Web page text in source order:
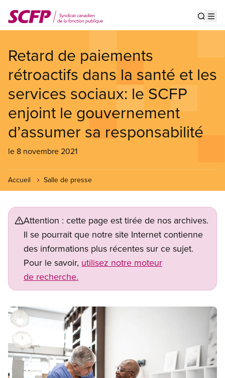
au
contenu
Retard de paiements
rétroactifs dans la santé et les
services sociaux: le SCFP
enjoint le gouvernement
d’assumer sa responsabilité
le 8 novembre 2021
Accueil Salle de presse
Attention : cette page est tirée de nos archives.
Il se pourrait que notre site Internet contienne
des informations plus récentes sur ce sujet.
Pour le savoir, utilisez notre moteur
de recherche.
Image